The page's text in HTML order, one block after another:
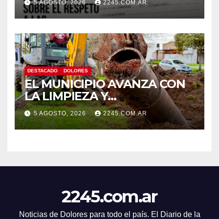
nombre del Estadio Arturo
Umberto Illia
5 AGOSTO, 2026 2245.COM.AR
DESTACADO DOLORES
EL MUNICIPIO AVANZA CON
LA LIMPIEZA Y
MANTENIMIENTO DE
DESAGÜES
5 AGOSTO, 2026 2245.COM.AR
2245.com.ar
Noticias de Dolores para todo el país. El Diario de la